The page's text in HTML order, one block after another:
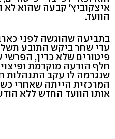
איצקוביץ' קבעה שהוא לא
הוועד.
בתביעה שהוגשה לפני
עדי שחר ביקש התובע
פיטורים שלא כדין, הפרשי
חלף הודעה מוקדמת
שנגרמה לו עקב התנהלות
המרכזית הייתה שאחרי
אותו הוועד החדש ללא